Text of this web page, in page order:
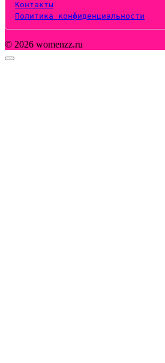
Контакты
Политика конфиденциальности
© 2026 womenzz.ru